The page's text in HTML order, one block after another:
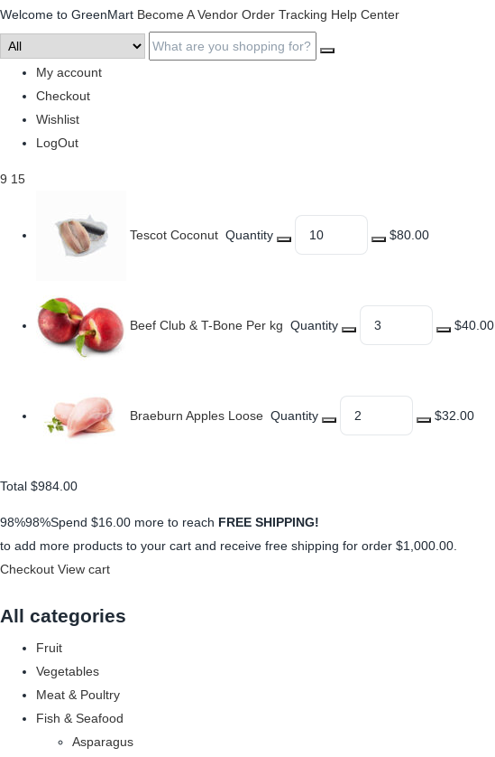
Welcome to GreenMart Become A Vendor Order Tracking Help Center
My account
Checkout
Wishlist
LogOut
9 15
Tescot Coconut Quantity $80.00
Beef Club & T-Bone Per kg Quantity $40.00
Braeburn Apples Loose Quantity $32.00
Total $984.00
98%98%Spend $16.00 more to reach FREE SHIPPING!
to add more products to your cart and receive free shipping for order $1,000.00
Checkout View cart
All categories
Fruit
Vegetables
Meat & Poultry
Fish & Seafood
Asparagus